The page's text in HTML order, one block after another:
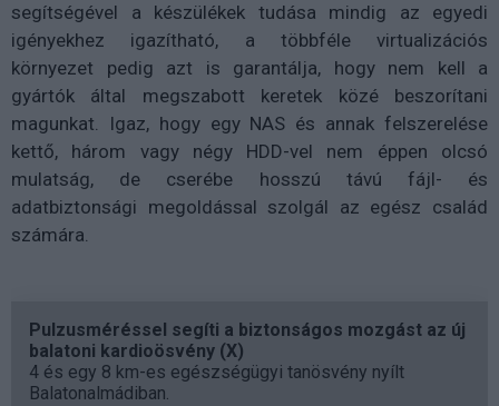
segítségével a készülékek tudása mindig az egyedi
igényekhez igazítható, a többféle virtualizációs
környezet pedig azt is garantálja, hogy nem kell a
gyártók által megszabott keretek közé beszorítani
magunkat. Igaz, hogy egy NAS és annak felszerelése
kettő, három vagy négy HDD-vel nem éppen olcsó
mulatság, de cserébe hosszú távú fájl- és
adatbiztonsági megoldással szolgál az egész család
számára.
Pulzusméréssel segíti a biztonságos mozgást az új
balatoni kardioösvény (X)
4 és egy 8 km-es egészségügyi tanösvény nyílt
Balatonalmádiban.